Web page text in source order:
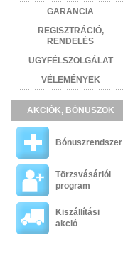
GARANCIA
REGISZTRÁCIÓ,
RENDELÉS
ÜGYFÉLSZOLGÁLAT
VÉLEMÉNYEK
AKCIÓK, BÓNUSZOK
Bónuszrendszer
Törzsvásárlói
program
Kiszállítási
akció